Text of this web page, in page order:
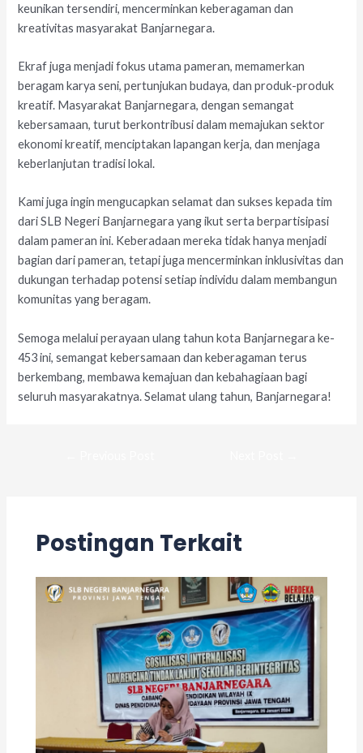
keunikan tersendiri, mencerminkan keberagaman dan
kreativitas masyarakat Banjarnegara.
Ekraf juga menjadi fokus utama pameran, memamerkan
beragam karya seni, pertunjukan budaya, dan produk-produk
kreatif. Masyarakat Banjarnegara, dengan semangat
kebersamaan, turut berkontribusi dalam memajukan sektor
ekonomi kreatif, menciptakan lapangan kerja, dan menjaga
keberlanjutan tradisi lokal.
Kami juga ingin mengucapkan selamat dan sukses kepada tim
dari SLB Negeri Banjarnegara yang ikut serta berpartisipasi
dalam pameran ini. Keberadaan mereka tidak hanya menjadi
bagian dari pameran, tetapi juga mencerminkan inklusivitas dan
dukungan terhadap potensi setiap individu dalam membangun
komunitas yang beragam.
Semoga melalui perayaan ulang tahun kota Banjarnegara ke-
453 ini, semangat kebersamaan dan keberagaman terus
berkembang, membawa kemajuan dan kebahagiaan bagi
seluruh masyarakatnya. Selamat ulang tahun, Banjarnegara!
Postingan Terkait